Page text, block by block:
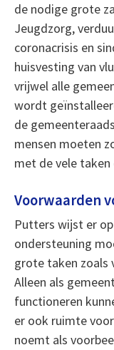
de nodige grote
Jeugdzorg,
coronacrisis en
huisvesting van
vrijwel alle
wordt
de
mensen moeten
met de vele taken
Voorwaarden
Putters wijst er
ondersteuning
grote taken zoals
Alleen als
functioneren
er ook ruimte
noemt als